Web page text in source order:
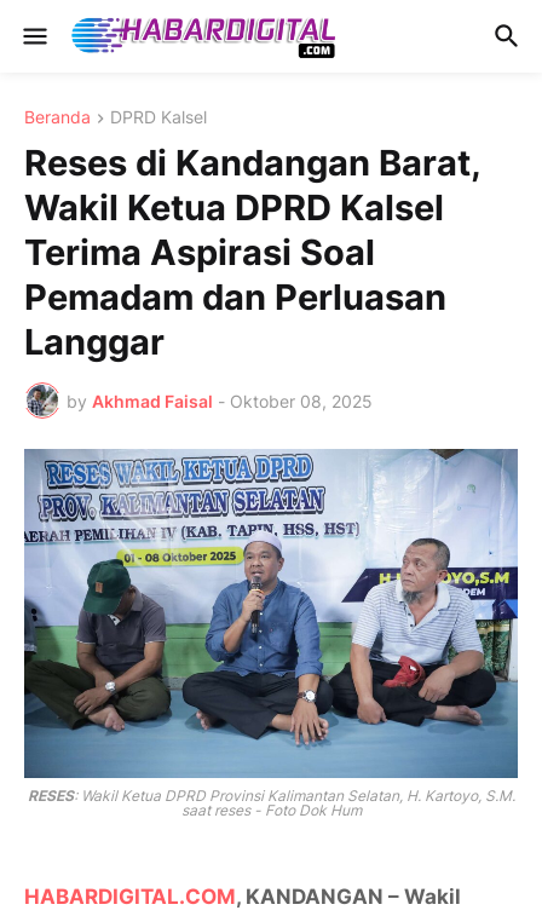
Beranda DPRD Kalsel
Reses di Kandangan Barat,
Wakil Ketua DPRD Kalsel
Terima Aspirasi Soal
Pemadam dan Perluasan
Langgar
by Akhmad Faisal - Oktober 08, 2025
RESES: Wakil Ketua DPRD Provinsi Kalimantan Selatan, H. Kartoyo, S.M.
saat reses - Foto Dok Hum
HABARDIGITAL.COM, KANDANGAN – Wakil